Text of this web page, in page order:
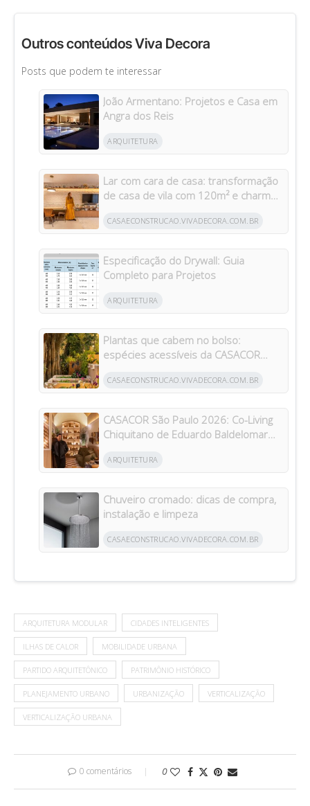
Outros conteúdos Viva Decora
Posts que podem te interessar
João Armentano: Projetos e Casa em
Angra dos Reis
ARQUITETURA
Lar com cara de casa: transformação
de casa de vila com 120m² e charme
CASAECONSTRUCAO.VIVADECORA.COM.BR
Especificação do Drywall: Guia
Completo para Projetos
ARQUITETURA
Plantas que cabem no bolso:
espécies acessíveis da CASACOR
CASAECONSTRUCAO.VIVADECORA.COM.BR
CASACOR São Paulo 2026: Co-Living
Chiquitano de Eduardo Baldelomar
ARQUITETURA
Chuveiro cromado: dicas de compra,
instalação e limpeza
CASAECONSTRUCAO.VIVADECORA.COM.BR
ARQUITETURA MODULAR CIDADES INTELIGENTES
ILHAS DE CALOR MOBILIDADE URBANA
PARTIDO ARQUITETÔNICO PATRIMÔNIO HISTÓRICO
PLANEJAMENTO URBANO URBANIZAÇÃO VERTICALIZAÇÃO
VERTICALIZAÇÃO URBANA
0 comentários 0